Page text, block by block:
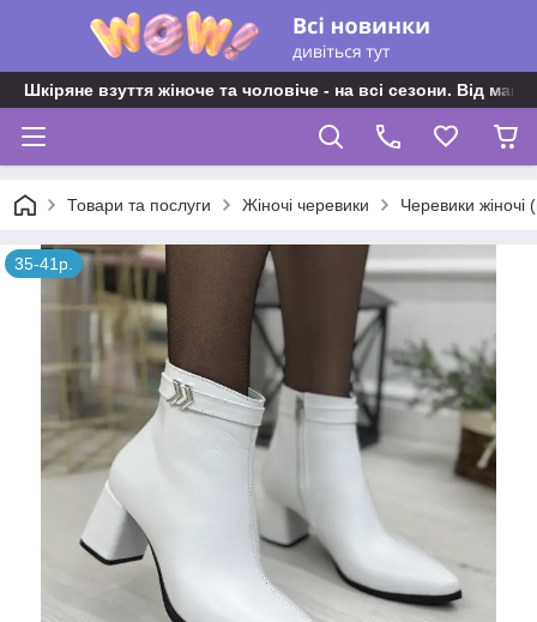
Шкіряне взуття жіноче та чоловіче - на всі сезони. Від
Товари та послуги Жіночі черевики Черевики жіночі
35-41р.